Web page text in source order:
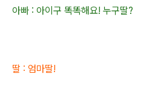
아빠 : 아이구 똑똑해요! 누구딸?
딸 : 엄마딸!